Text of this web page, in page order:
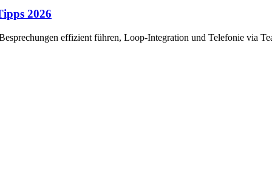
2026
effizient führen, Loop-Integration und Telefonie via